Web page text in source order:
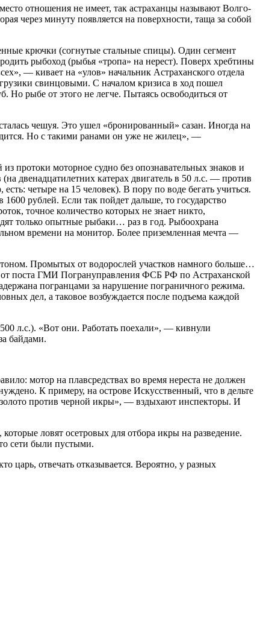
отношения не имеет, так астраханцы называют Волго-
через минуту появляется на поверхности, таща за собой
крючки (согнутые стальные спицы). Один сегмент
рыбоход (рыбья «тропа» на нерест). Поверх хребтины
— кивает на «улов» начальник Астраханского отдела
свинцовыми. С началом кризиса в ход пошел
Но рыбе от этого не легче. Пытаясь освободиться от
чешуя. Это ушел «бронированный» сазан. Иногда на
Но с такими ранами он уже не жилец», —
протоки моторное судно без опознавательных знаков и
двенадцатилетних катерах двигатель в 50 л.с. — против
четыре на 15 человек). В пору по воде бегать учиться.
рублей. Если так пойдет дальше, то государство
точное количество которых не знает никто,
только опытные рыбаки… раз в год. Рыбоохрана
времени на монитор. Более приземленная мечта —
Промытых от водорослей участков намного больше…
поста ГМИ Погрануправления ФСБ РФ по Астраханской
погранцами за нарушение пограничного режима.
дел, а таковое возбуждается после подъема каждой
л.с.). «Вот они. Работать поехали», — кивнули
байдами.
мотор на плавсредствах во время нереста не должен
К примеру, на острове Искусственный, что в дельте
против черной икры», — вздыхают инспекторы. И
ловят осетровых для отбора икры на разведение.
сети были пустыми.
отвечать отказывается. Вероятно, у разных